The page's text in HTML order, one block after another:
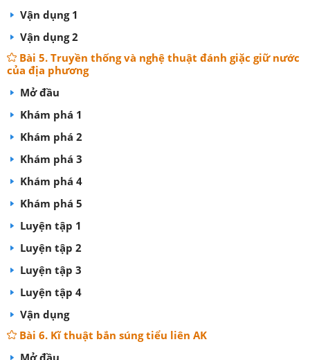
Vận dụng 1
Vận dụng 2
Bài 5. Truyền thống và nghệ thuật đánh giặc giữ nước
của địa phương
Mở đầu
Khám phá 1
Khám phá 2
Khám phá 3
Khám phá 4
Khám phá 5
Luyện tập 1
Luyện tập 2
Luyện tập 3
Luyện tập 4
Vận dụng
Bài 6. Kĩ thuật bắn súng tiểu liên AK
Mở đầu